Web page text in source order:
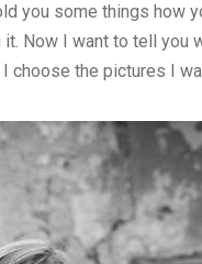
you some things how
Now I want to tell you
choose the pictures I